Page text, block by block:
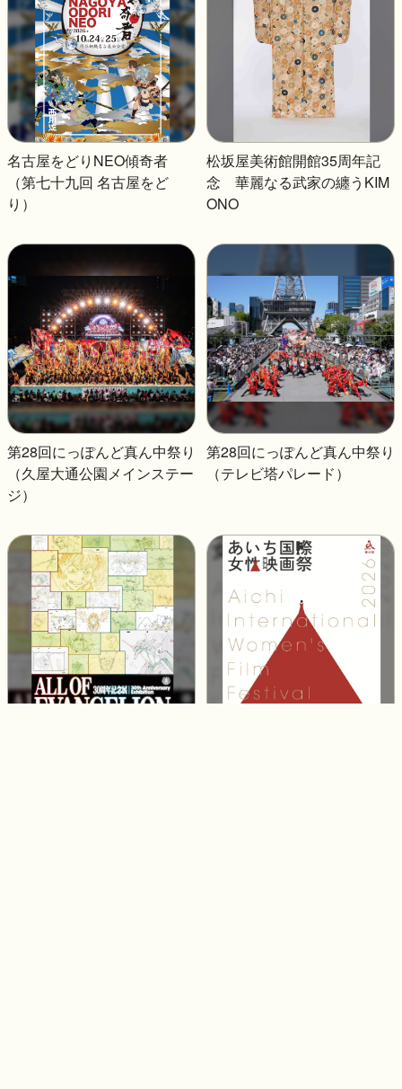
名古屋をどりNEO傾奇者
（第七十九回 名古屋をど
り）
松坂屋美術館開館35周年記
念 華麗なる武家の纏うKIM
ONO
第28回にっぽんど真ん中祭り
（久屋大通公園メインステー
ジ）
第28回にっぽんど真ん中祭り
（テレビ塔パレード）